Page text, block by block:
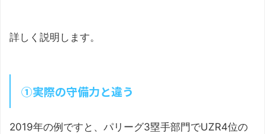
詳しく説明します。
①実際の守備力と違う
2019年の例ですと、パリーグ3塁手部門でUZR4位の